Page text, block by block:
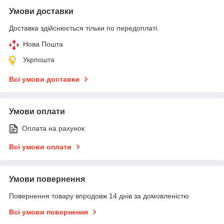
Умови доставки
Доставка здійснюється тільки по передоплаті.
Нова Пошта
Укрпошта
Всі умови доставки
Умови оплати
Оплата на рахунок
Всі умови оплати
Умови повернення
Повернення товару впродовж 14 днів за домовленістю
Всі умови повернення